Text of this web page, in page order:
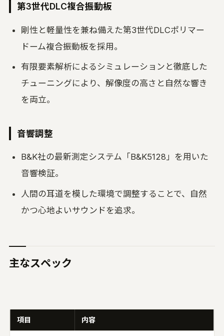
第3世代DLC複合振動板
剛性と軽量性を兼ね備えた第3世代DLCポリマー
ドーム複合振動板を採用。
有限要素解析によるシミュレーションと徹底した
チューニングにより、解像度の高さと自然な響き
を両立。
音響調整
B&K社の最新測定システム「B&K5128」を用いた
音響検証。
人間の耳道を模した環境で調整することで、自然
かつ心地よいサウンドを追求。
主なスペック
項目 内容